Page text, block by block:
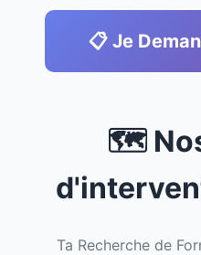
📋 Je
🗺️
Ta Recherche de